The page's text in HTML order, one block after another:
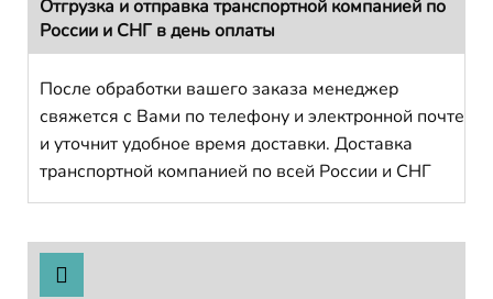
Отгрузка и отправка транспортной компанией по
России и СНГ в день оплаты
После обработки вашего заказа менеджер
свяжется с Вами по телефону и электронной почте
и уточнит удобное время доставки. Доставка
транспортной компанией по всей России и СНГ